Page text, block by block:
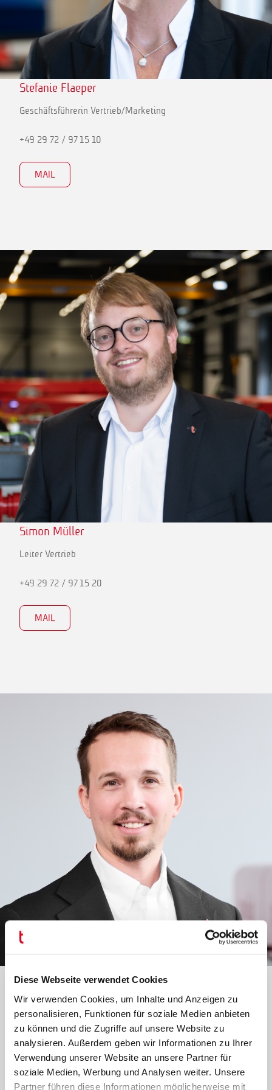
Diese Webseite verwendet Cookies
Wir verwenden Cookies, um Inhalte und Anzeigen zu
personalisieren, Funktionen für soziale Medien anbieten
zu können und die Zugriffe auf unsere Website zu
analysieren. Außerdem geben wir Informationen zu Ihrer
Verwendung unserer Website an unsere Partner für
soziale Medien, Werbung und Analysen weiter. Unsere
Partner führen diese Informationen möglicherweise mit
Stefanie Flaeper
Geschäftsführerin Vertrieb/Marketing
+49 29 72 / 97 15 10
MAIL
Simon Müller
Leiter Vertrieb
+49 29 72 / 97 15 20
MAIL
Yannick Bludau
Verkaufsleiter USA & Nordamerika
+1 864.509.9248
MAIL